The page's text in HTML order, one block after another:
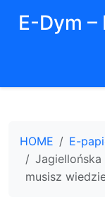
E-Dym
HOME
E-
musisz